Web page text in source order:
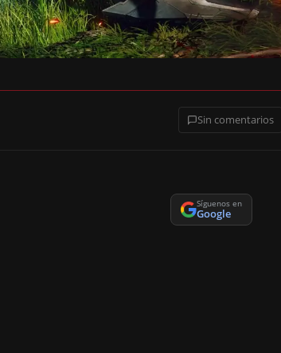
Sin comentarios
Síguenos en
Google